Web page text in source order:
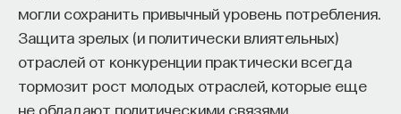
могли сохранить привычный уровень потребления.
Защита зрелых (и политически влиятельных)
отраслей от конкуренции практически всегда
тормозит рост молодых отраслей, которые еще
не обладают политическими связями.